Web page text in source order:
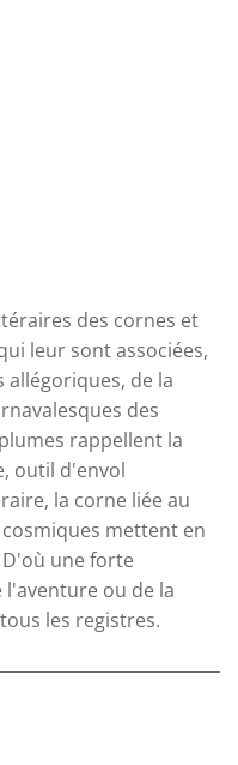
des cornes et
leur sont associées,
de la
des
rappellent la
outil d'envol
la corne liée au
mettent en
une forte
ou de la
les registres.